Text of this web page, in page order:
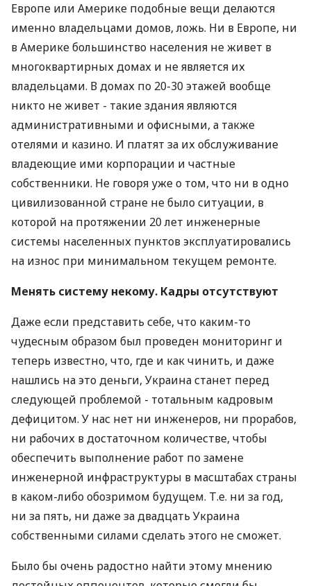
Европе или Америке подобные вещи делаются
именно владельцами домов, ложь. Ни в Европе, ни
в Америке большинство населения не живет в
многоквартирных домах и не является их
владельцами. В домах по 20-30 этажей вообще
никто не живет - такие здания являются
административными и офисными, а также
отелями и казино. И платят за их обслуживание
владеющие ими корпорации и частные
собственники. Не говоря уже о том, что ни в одно
цивилизованной стране не было ситуации, в
которой на протяжении 20 лет инженерные
системы населенных пунктов эксплуатировались
на износ при минимальном текущем ремонте.
Менять систему некому. Кадры отсутствуют
Даже если представить себе, что каким-то
чудесным образом был проведен мониторинг и
теперь известно, что, где и как чинить, и даже
нашлись на это деньги, Украина станет перед
следующей проблемой - тотальным кадровым
дефицитом. У нас нет ни инженеров, ни прорабов,
ни рабочих в достаточном количестве, чтобы
обеспечить выполнение работ по замене
инженерной инфраструктуры в масштабах страны
в каком-либо обозримом будущем. Т.е. ни за год,
ни за пять, ни даже за двадцать Украина
собственными силами сделать этого не сможет.
Было бы очень радостно найти этому мнению